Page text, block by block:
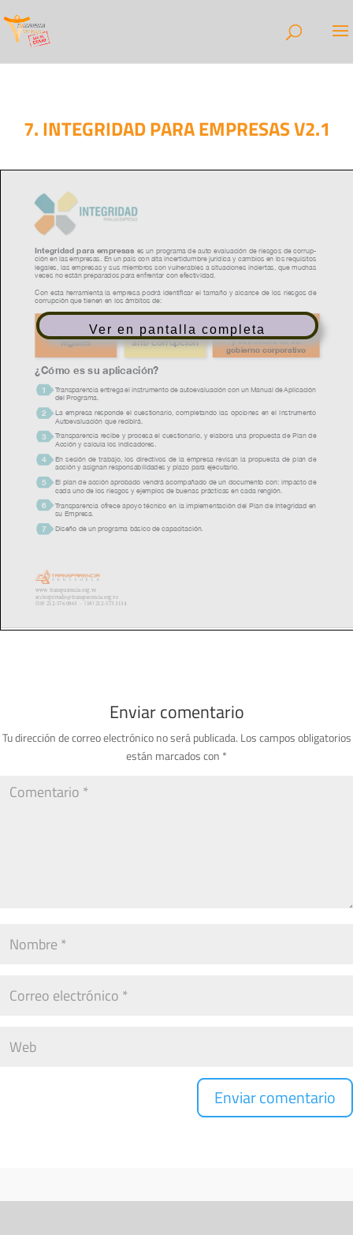
7. INTEGRIDAD PARA EMPRESAS V2.1
Ver en pantalla completa
Enviar comentario
Tu dirección de correo electrónico no será publicada. Los campos obligatorios
están marcados con *